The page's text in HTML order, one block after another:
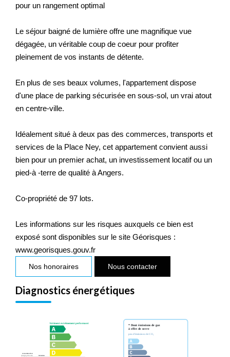
pour un rangement optimal
Le séjour baigné de lumière offre une magnifique vue
dégagée, un véritable coup de coeur pour profiter
pleinement de vos instants de détente.
En plus de ses beaux volumes, l'appartement dispose
d'une place de parking sécurisée en sous-sol, un vrai atout
en centre-ville.
Idéalement situé à deux pas des commerces, transports et
services de la Place Ney, cet appartement convient aussi
bien pour un premier achat, un investissement locatif ou un
pied-à -terre de qualité à Angers.
Co-propriété de 97 lots.
Les informations sur les risques auxquels ce bien est
exposé sont disponibles sur le site Géorisques :
www.georisques.gouv.fr
Nos honoraires Nous contacter
Diagnostics énergétiques